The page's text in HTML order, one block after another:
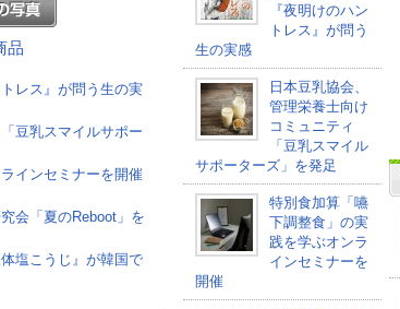
品
レス』が問う生の実
豆乳スマイルサポー
インセミナーを開催
会「夏のReboot」を
塩こうじ』が韓国で
『夜明けのハン
トレス』が問う
生の実感
日本豆乳協会、
管理栄養士向け
コミュニティ
「豆乳スマイル
サポーターズ」を発足
特別食加算「嚥
下調整食」の実
践を学ぶオンラ
インセミナーを
開催